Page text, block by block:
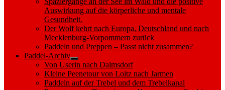
Auswirkung auf die körperliche und mentale
Gesundheit.
Der Wolf kehrt nach Europa, Deutschland und nach
Mecklenburg-Vorpommern zurück
Paddeln und Preppen – Passt nicht zusammen?
Paddel-Archiv
Show
sub
menu
Von Userin nach Dalmsdorf
Kleine Peenetour von Loitz nach Jarmen
Paddeln auf der Trebel und dem Trebelkanal